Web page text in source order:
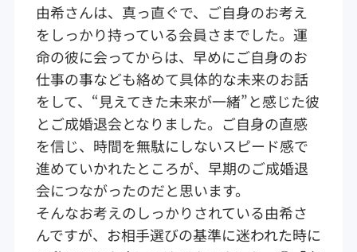
由希さんは、真っ直ぐで、ご自身のお考え
をしっかり持っている会員さまでした。運
命の彼に会ってからは、早めにご自身のお
仕事の事なども絡めて具体的な未来のお話
をして、“見えてきた未来が一緒”と感じた彼
とご成婚退会となりました。ご自身の直感
を信じ、時間を無駄にしないスピード感で
進めていかれたところが、早期のご成婚退
会につながったのだと思います。
そんなお考えのしっかりされている由希さ
んですが、お相手選びの基準に迷われた時に